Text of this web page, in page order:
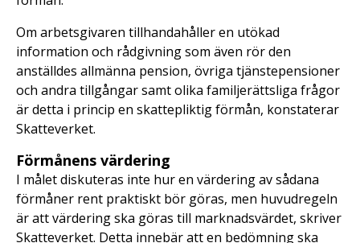
Om arbetsgivaren tillhandahåller en utökad
information och rådgivning som även rör den
anställdes allmänna pension, övriga tjänstepensioner
och andra tillgångar samt olika familjerättsliga frågor
är detta i princip en skattepliktig förmån, konstaterar
Skatteverket.
Förmånens värdering
I målet diskuteras inte hur en värdering av sådana
förmåner rent praktiskt bör göras, men huvudregeln
är att värdering ska göras till marknadsvärdet, skriver
Skatteverket. Detta innebär att en bedömning ska